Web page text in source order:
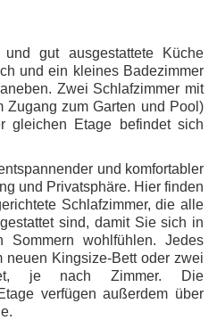
und gut ausgestattete Küche
und ein kleines Badezimmer
Zwei Schlafzimmer mit
Zugang zum Garten und Pool)
gleichen Etage befindet sich
und komfortabler
und Privatsphäre. Hier finden
Schlafzimmer, die alle
sind, damit Sie sich in
Sommern wohlfühlen. Jedes
neuen Kingsize-Bett oder zwei
je nach Zimmer. Die
verfügen außerdem über